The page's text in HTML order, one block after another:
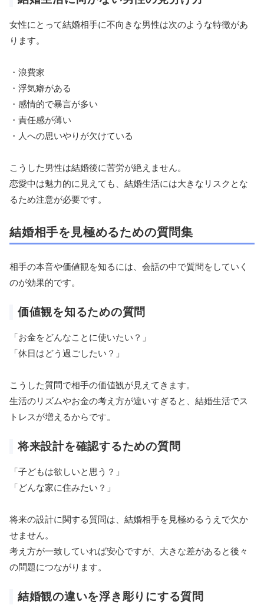
女性にとって結婚相手に不向きな男性は次のような特徴があ
ります。
・浪費家
・浮気癖がある
・感情的で暴言が多い
・責任感が薄い
・人への思いやりが欠けている
こうした男性は結婚後に苦労が絶えません。
恋愛中は魅力的に見えても、結婚生活には大きなリスクとな
るため注意が必要です。
結婚相手を見極めるための質問集
相手の本音や価値観を知るには、会話の中で質問をしていく
のが効果的です。
価値観を知るための質問
「お金をどんなことに使いたい？」
「休日はどう過ごしたい？」
こうした質問で相手の価値観が見えてきます。
生活のリズムやお金の考え方が違いすぎると、結婚生活でス
トレスが増えるからです。
将来設計を確認するための質問
「子どもは欲しいと思う？」
「どんな家に住みたい？」
将来の設計に関する質問は、結婚相手を見極めるうえで欠か
せません。
考え方が一致していれば安心ですが、大きな差があると後々
の問題につながります。
結婚観の違いを浮き彫りにする質問